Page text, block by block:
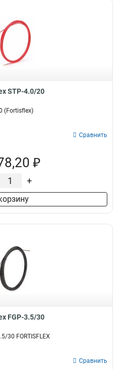
STP-4.0/20
(Fortisflex)
Сравнить
₽
+
FGP-3.5/30
30 FORTISFLEX
Сравнить